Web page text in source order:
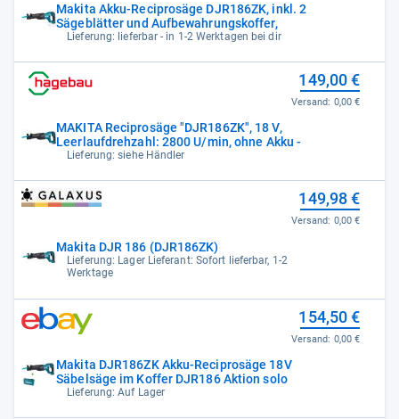
Makita Akku-Reciprosäge DJR186ZK, inkl. 2
Sägeblätter und Aufbewahrungskoffer,
Lieferung: lieferbar - in 1-2 Werktagen bei dir
MAKITA Reciprosäge "DJR186ZK", 18 V,
Leerlaufdrehzahl: 2800 U/min, ohne Akku -
Lieferung: siehe Händler
149,00 €
Versand: 0,00 €
Makita DJR 186 (DJR186ZK)
Lieferung: Lager Lieferant: Sofort lieferbar, 1-2
Werktage
149,98 €
Versand: 0,00 €
Makita DJR186ZK Akku-Reciprosäge 18V
Säbelsäge im Koffer DJR186 Aktion solo
Lieferung: Auf Lager
154,50 €
Versand: 0,00 €